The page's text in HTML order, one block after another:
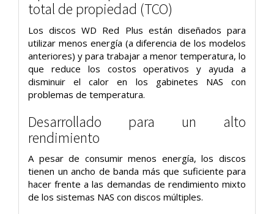
total de propiedad (TCO)
Los discos WD Red Plus están diseñados para
utilizar menos energía (a diferencia de los modelos
anteriores) y para trabajar a menor temperatura, lo
que reduce los costos operativos y ayuda a
disminuir el calor en los gabinetes NAS con
problemas de temperatura.
Desarrollado para un alto
rendimiento
A pesar de consumir menos energía, los discos
tienen un ancho de banda más que suficiente para
hacer frente a las demandas de rendimiento mixto
de los sistemas NAS con discos múltiples.